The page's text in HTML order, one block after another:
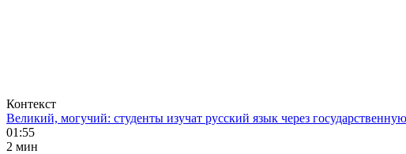
Контекст
Великий, могучий: студенты изучат русский язык через
01:55
2 мин